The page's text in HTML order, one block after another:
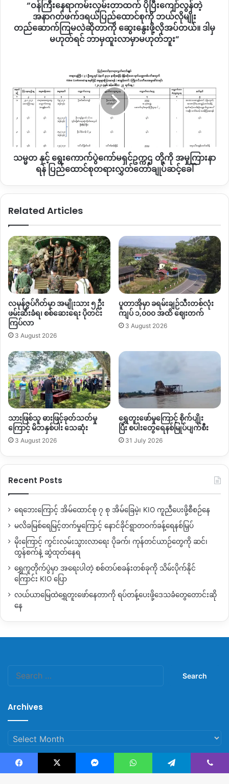
ဒေါ်လဖိုင်နန်ဆိုင်း (တရုန်ကျေးရွာ၊တနိုင်းမြို့)
“ပြည်သူတွေရဲ့ ခံစားချက်ကိုနားလည်ပေးတဲ့ ကိုယ်စားလှယ်၊အစိုးရ
ဆိုရင်တော့ ပိုကောင်းတာပေါ့။ခုကတော့ ကျမတို့မှ မြေယာကိစ္စဆို
ရင်လည်း ပုံစံ(၇)ရမှ ဆိုပြီးပြောကြတယ်။ဒါပေမယ့် အဲပုံစံ(၇)ရရင်
လည်း သူတို့သိမ်းချင်တယ်ဆိုရင်တော့ သိမ်းလိုက်တာဘဲ။အဲ
ကြောင့်ကျမတို့လိုချင်တာက ပုံစံ(၇)မရလည်း သက်ဆိုင်တဲ့အစိုးရ
အနေနဲ့ ဘာဘဲဖြစ်ဖြစ် ကျမတို့ပြည်သူတွေ ဘိုးဘွားလက်ထက်
ကတည်းက လုပ်စားတဲ့ဟာတွေကိုတော့ ကာကွယ်ပေးတတ်တဲ့
လုပ်ကိုင်စားသောက်စေချင်တယ်။”
ဦးခွန်နော် (ရှင်လုံကျေးရွာ၊တနိုင်းမြို့နယ်)
ဦးခွန်နော် (ရှင်လုံကျေးရွာ၊တနိုင်းမြို့နယ်)
“ကျွန်တော်တို့ဆီမှာ အများအားဖြင့်တော့ မြေယာပြသာနာတွေဘဲ
အများဆုံးဖြစ်တာဆိုတော့ ဒီဟာတွေကို အဓိကထားပြီး စဉ်းစားပေး
တိုင်းရင်းသားတွေကို ဦးစားပေးတဲ့အစိုးရမျိုးလိုချင် တယ်”
ဦးမုန်ဒွဲ (ပန္နက်ကျေးရွာ၊တနိုင်းမြို့နယ်)
“ဘယ်အစိုးရဘဲတက်တက် ကိုယ့်ဒေသကိုယ့်လူမျိုးကို
ကောင်းကောင်းလေးလုပ်ပေးတတ် ကိုယ်စားလှယ်မျိုး၊ ပြည်သူတွေ
ပေးတဲ့ ကိုယ်စားလှယ်၊ အစိုးရမျိုးရရင်တော့ အကောင်းဆုံးပေါ့”
အနာဂတ်
ဖက်
ဒရယ်
တည်ဆောက်
ကြ
လဲဆို
တာ
ဆွေးနွေး
တယ်။
မှ
ရင်
ဘာ
မှ
ထူး
လာ
မှာ
မဟုတ်
ဘူး”
“ဝန်ကြီးနေရာကမ်းလှမ်းတာထက် ပိုပြီးကျော်လွန်တဲ့
အနာဂတ်ဖက်ဒရယ်ပြည်ထောင်စုကို ဘယ်လိုမျိုး
တည်ဆောက်ကြမလဲဆိုတာကို ဆွေးနွေးဖို့လိုအပ်တယ်။ ဒါမှ
မဟုတ်ရင် ဘာမှထူးလာမှာမဟုတ်ဘူး”
ကော်မရှင်
ဥက္ကဌ
အမှု
ကြားနာ
ရန်
ပြည်ထောင်စု
ဆင့်ခေါ်
သမ္မတ နှင့် ရွေးကောက်ပွဲကော်မရှင်ဥက္ကဌ တို့ကို အမှုကြားနာ
ရန် ပြည်ထောင်စုတရားလွှတ်တော်ချုပ်ဆင့်ခေါ်
Related Articles
လမုန်ဇွပ်ဂိတ်မှာ အမျိုးသား ၅ ဦး
ဖမ်းဆီးခံရ၊ စစ်ဆေးရေး ပိုတင်း
ကြပ်လာ
3 August 2026
ပူတာအိုမှာ ခရမ်းချဉ်သီးတစ်လုံး
ကျပ် ၁,၀၀၀ အထိ ဈေးတက်
3 August 2026
သားဖြစ်သူ ဓားဖြင့်ခုတ်သတ်မှု
ကြောင့် မိဘနှစ်ပါး သေဆုံး
3 August 2026
ရွှေတူးဖော်မှုကြောင့် စိုက်ပျိုး
ပြီး စပါးတွေရေနစ်မြုပ်ပျက်စီး
31 July 2026
Recent Posts
ရေဘေးကြောင့် အိမ်ထောင်စု ၇ စု အိမ်ခြေမဲ့၊ KIO ကူညီပေးဖို့စီစဉ်နေ
မလိခမြစ်ရေမြင့်တက်မှုကြောင့် နောင်ခိုင်ရွာတဝက်ခန့်ရေနစ်မြှပ်
မိုးကြောင့် ကွင်းလမ်းသွားလာရေး ပိုခက်၊ ကုန်တင်ယာဉ်တွေကို ဆင်၊
ထွန်စက်နဲ့ ဆွဲထုတ်နေရ
ရွှေကူတိုက်ပွဲမှာ အရေးပါတဲ့ စစ်တပ်စခန်းတစ်ခုကို သိမ်းပိုက်နိုင်
ကြောင်း KIO ပြော
လယ်ယာမြေထဲရွှေတူးဖော်နေတာကို ရပ်တန့်ပေးဖို့ဒေသခံတွေတောင်းဆို
နေ
Archives
Archives
Facebook X Messenger WhatsApp Telegram Viber